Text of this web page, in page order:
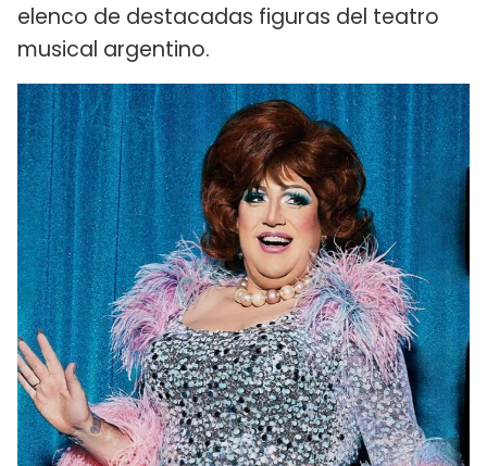
elenco de destacadas figuras del teatro
musical argentino.